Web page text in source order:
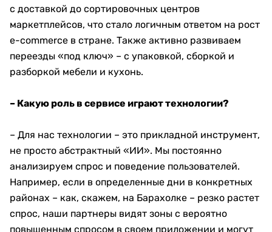
с доставкой до сортировочных центров
маркетплейсов, что стало логичным ответом на рост
e-commerce в стране. Также активно развиваем
переезды «под ключ» – с упаковкой, сборкой и
разборкой мебели и кухонь.
– Какую роль в сервисе играют технологии?
– Для нас технологии – это прикладной инструмент,
не просто абстрактный «ИИ». Мы постоянно
анализируем спрос и поведение пользователей.
Например, если в определенные дни в конкретных
районах – как, скажем, на Барахолке – резко растет
спрос, наши партнеры видят зоны с вероятно
повышенным спросом в своем приложении и могут